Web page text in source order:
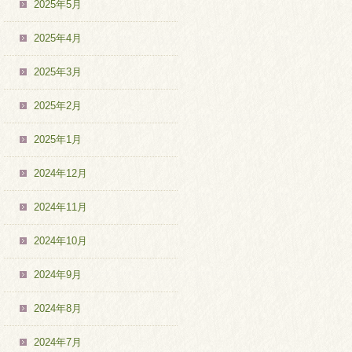
2025年5月
2025年4月
2025年3月
2025年2月
2025年1月
2024年12月
2024年11月
2024年10月
2024年9月
2024年8月
2024年7月